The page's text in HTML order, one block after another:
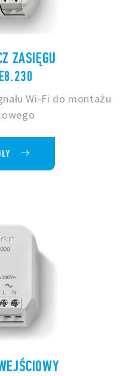
ZASIĘGU
Wi-Fi do montażu